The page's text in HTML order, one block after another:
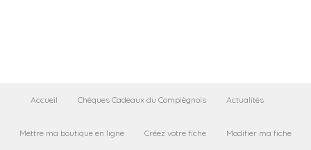
Accueil Chèques Cadeaux du Compiègnois Actualités
Mettre ma boutique en ligne Créez votre fiche Modifier ma fiche